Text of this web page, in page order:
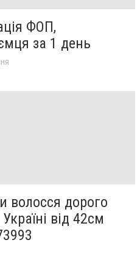
ФОП,
за 1 день
волосся дорого
від 42см